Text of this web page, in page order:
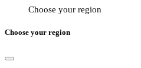
Choose your region
Choose your region